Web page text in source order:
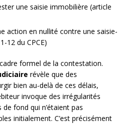
une saisie immobilière (article
action en nullité contre une saisie-
12 du CPCE)
formel de la contestation.
révèle que des
bien au-delà de ces délais,
invoque des irrégularités
fond qui n’étaient pas
initialement. C’est précisément